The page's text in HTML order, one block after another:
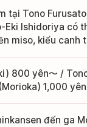
tại Tono
Eki Ishidoriya có
miso, kiểu
800 yên〜 /
1,000 yên
đến ga